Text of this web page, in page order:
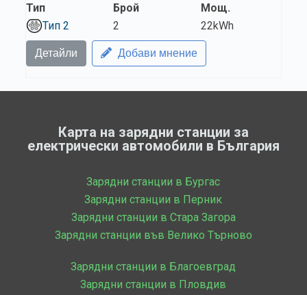
Тип
Тип 2
Брой
2
Мощ.
22kWh
Детайли Добави мнение
Карта на зарядни станции за
електрически автомобили в България
Зарядни станции в Бургас
Зарядни станции в Перник
Зарядни станции в Стара Загора
Зарядни станции във Велико Търново
Зарядни станции в Благоевград
Зарядни станции в Пловдив